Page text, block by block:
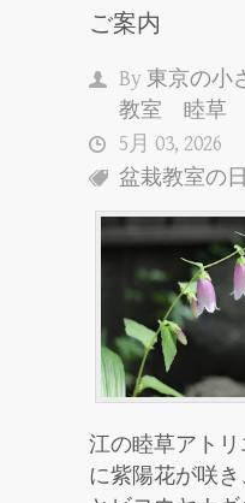
ご案内
By 東京の小
教室 睦草
5月 03, 2026
盆栽教室の
江の睦草アト
に紫陽花が咲